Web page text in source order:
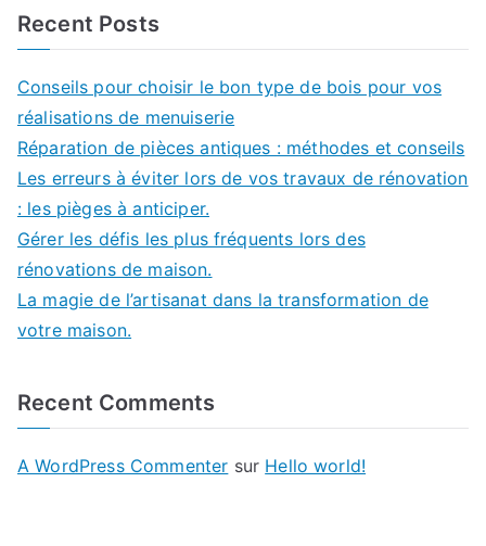
Recent Posts
Conseils pour choisir le bon type de bois pour vos
réalisations de menuiserie
Réparation de pièces antiques : méthodes et conseils
Les erreurs à éviter lors de vos travaux de rénovation
: les pièges à anticiper.
Gérer les défis les plus fréquents lors des
rénovations de maison.
La magie de l’artisanat dans la transformation de
votre maison.
Recent Comments
A WordPress Commenter sur Hello world!